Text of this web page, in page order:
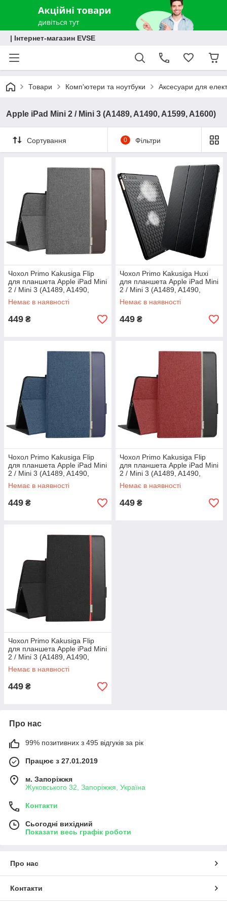
| Інтернет-магазин EVSE
Товари Комп'ютери та ноутбуки Аксесуари для
Apple iPad Mini 2 / Mini 3 (A1489, A1490, A1599, A1600)
Сортування 0 Фільтри
Чохол Primo Kakusiga Flip
для планшета Apple iPad Mini
2 / Mini 3 (A1489, A1490,
A1599, A1600) - Grey
Немає в наявності
449 ₴
Чохол Primo Kakusiga Huxi
для планшета Apple iPad Mini
2 / Mini 3 (A1489, A1490,
A1599, A1600) - Black
Немає в наявності
449 ₴
Чохол Primo Kakusiga Flip
для планшета Apple iPad Mini
2 / Mini 3 (A1489, A1490,
A1599, A1600) - Dark Blue
Немає в наявності
449 ₴
Чохол Primo Kakusiga Flip
для планшета Apple iPad Mini
2 / Mini 3 (A1489, A1490,
A1599, A1600) - Red
Немає в наявності
449 ₴
Чохол Primo Kakusiga Flip
для планшета Apple iPad Mini
2 / Mini 3 (A1489, A1490,
A1599, A1600) - Black
Немає в наявності
449 ₴
Про нас
99% позитивних з 495 відгуків за рік
Працює з 27.01.2019
м. Запоріжжя
Жуковського 32, Запоріжжя, Україна
Контакти
Сьогодні вихідний
Показати весь графік роботи
Про нас
Контакти